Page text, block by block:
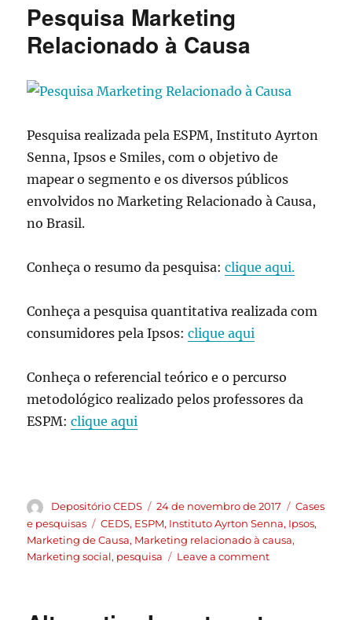
Pesquisa Marketing
Relacionado à Causa
Pesquisa realizada pela ESPM, Instituto Ayrton
Senna, Ipsos e Smiles, com o objetivo de
mapear o segmento e os diversos públicos
envolvidos no Marketing Relacionado à Causa,
no Brasil.
Conheça o resumo da pesquisa:clique aqui.
Conheça a pesquisa quantitativa realizada com
consumidores pela Ipsos:clique aqui
Conheça o referencial teórico e o percurso
metodológico realizado pelos professores da
ESPM:clique aqui
Depositório CEDS 24 de novembro de 2017
Cases
e pesquisas
CEDS, ESPM, Instituto Ayrton Senna, Ipsos,
Marketing de Causa, Marketing relacionado à causa,
Marketing social, pesquisa Leave a comment